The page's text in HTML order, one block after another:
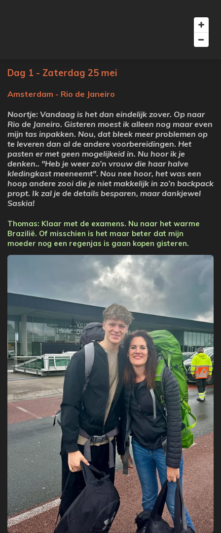
Dag 1 - Zaterdag 25 mei
Amsterdam - Rio de Janeiro
Noortje: Vandaag is het dan eindelijk zover. Op naar
Rio de Janeiro. Gisteren moest ik alleen nog maar even
mijn tas inpakken. Nou, dat bleek meer problemen op
te leveren dan al de andere voorbereidingen. Het
pasten er met geen mogelijkeid in. Nu hoor ik je
denken.. "Heb je weer zo’n vrouw die haar halve
kledingkast meeneemt". Nou nee hoor, het was een
hoop andere zooi die je niet makkelijk in zo’n backpack
propt. Ik zal je de details besparen, maar dankjewel
Saskia!
Thomas: Klaar met de examens. Nu naar het warme
Brazilië. Of misschien is het maar beter dat mijn
moeder nog een regenjas is gaan kopen gisteren.